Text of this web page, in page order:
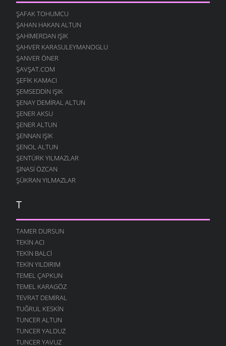
ŞAFAK TOHUMCU
ŞAHAN HAKAN ALTUN
ŞAHIMERDAN IŞIK
ŞAHVER KARASULEYMANOGLU
ŞANVER ÖNER
ŞAVŞAT.COM
ŞEFIK KAMACI
ŞEMSEDDIN IŞIK
ŞENAY DEMIRAL ALTUN
ŞENER AKSU
ŞENER ALTUN
ŞENNAN IŞIK
ŞENOL ALTUN
ŞENTÜRK YILMAZLAR
ŞINASI ÖZCAN
ŞÜKRAN YILMAZLAR
T
TAMER DURSUN
TEKIN ACI
TEKIN BALCI
TEKIN YILDIRIM
TEMEL ÇAPKUN
TEMEL KARAGÖZ
TEVRAT DEMIRAL
TUĞRUL KESKIN
TUNCER ALTUN
TUNCER YALDUZ
TUNCER YAVUZ